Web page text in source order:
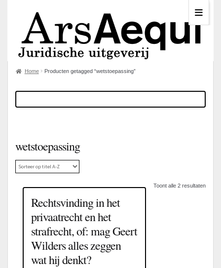
Home Producten getagged “wetstoepassing”
wetstoepassing
Toont alle 2 resultaten
Rechtsvinding in het
privaatrecht en het
strafrecht, of: mag Geert
Wilders alles zeggen
wat hij denkt?